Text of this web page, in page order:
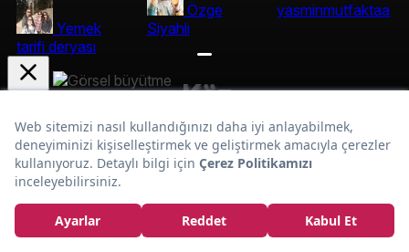
Köz
Patlıcanlı Salata
Tarifi
Yemek
tarifi deryası
Özge
Siyahlı
yasminmutfaktaa
Kurumsal
En Popüler Tarifler